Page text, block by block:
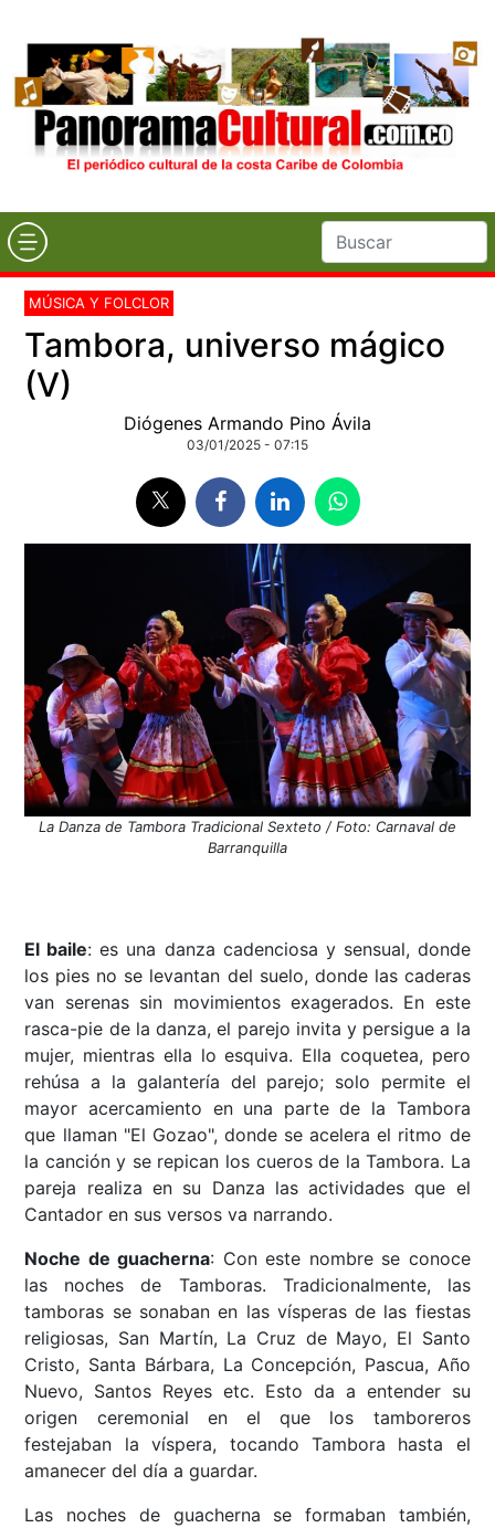
MÚSICA Y FOLCLOR
Tambora, universo mágico
(V)
Diógenes Armando Pino Ávila
03/01/2025 - 07:15
La Danza de Tambora Tradicional Sexteto / Foto: Carnaval de
Barranquilla
El baile: es una danza cadenciosa y sensual, donde
los pies no se levantan del suelo, donde las caderas
van serenas sin movimientos exagerados. En este
rasca-pie de la danza, el parejo invita y persigue a la
mujer, mientras ella lo esquiva. Ella coquetea, pero
rehúsa a la galantería del parejo; solo permite el
mayor acercamiento en una parte de la Tambora
que llaman "El Gozao", donde se acelera el ritmo de
la canción y se repican los cueros de la Tambora. La
pareja realiza en su Danza las actividades que el
Cantador en sus versos va narrando.
Noche de guacherna: Con este nombre se conoce
las noches de Tamboras. Tradicionalmente, las
tamboras se sonaban en las vísperas de las fiestas
religiosas, San Martín, La Cruz de Mayo, El Santo
Cristo, Santa Bárbara, La Concepción, Pascua, Año
Nuevo, Santos Reyes etc. Esto da a entender su
origen ceremonial en el que los tamboreros
festejaban la víspera, tocando Tambora hasta el
amanecer del día a guardar.
Las noches de guacherna se formaban también,